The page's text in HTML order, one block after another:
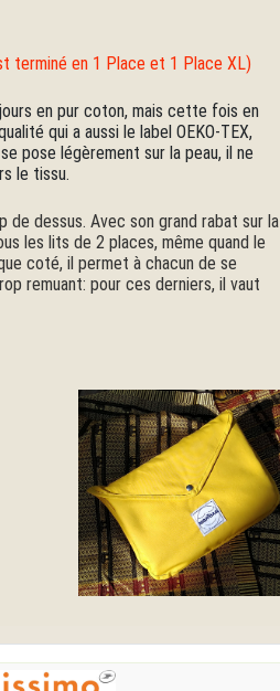
terminé en 1 Place et 1 Place XL)
en pur coton, mais cette fois en
qui a aussi le label OEKO-TEX,
pose légèrement sur la peau, il ne
le tissu.
de dessus. Avec son grand rabat sur la
les lits de 2 places, même quand le
coté, il permet à chacun de se
remuant: pour ces derniers, il vaut